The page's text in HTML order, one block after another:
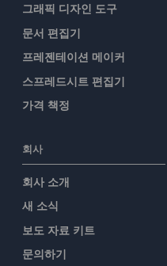
그래픽 디자인 도구
문서 편집기
프레젠테이션 메이커
스프레드시트 편집기
가격 책정
회사
회사 소개
새 소식
보도 자료 키트
문의하기